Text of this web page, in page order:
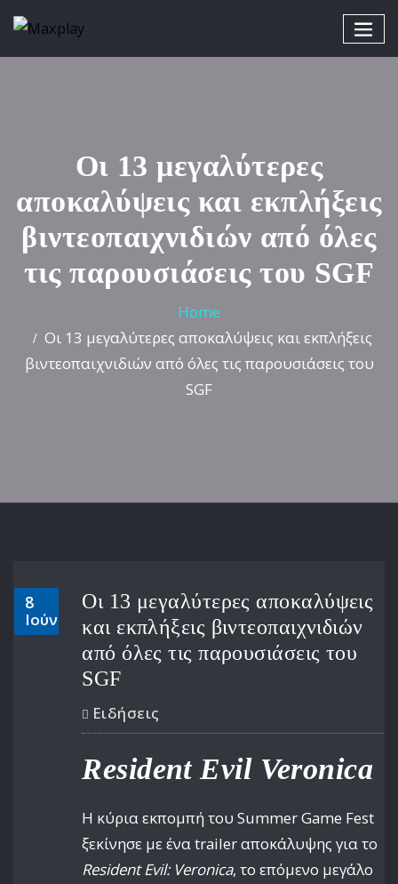
Οι 13 μεγαλύτερες
αποκαλύψεις και εκπλήξεις
βιντεοπαιχνιδιών από όλες
τις παρουσιάσεις του SGF
Home
Οι 13 μεγαλύτερες αποκαλύψεις και εκπλήξεις
βιντεοπαιχνιδιών από όλες τις παρουσιάσεις του
SGF
8
Ιούν
Οι 13 μεγαλύτερες αποκαλύψεις
και εκπλήξεις βιντεοπαιχνιδιών
από όλες τις παρουσιάσεις του
SGF
Ειδήσεις
Resident Evil Veronica
Η κύρια εκπομπή του Summer Game Fest
ξεκίνησε με ένα trailer αποκάλυψης για το
Resident Evil: Veronica, το επόμενο μεγάλο